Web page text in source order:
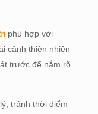
phù hợp với
cảnh thiên nhiên
trước để nắm rõ
tránh thời điểm